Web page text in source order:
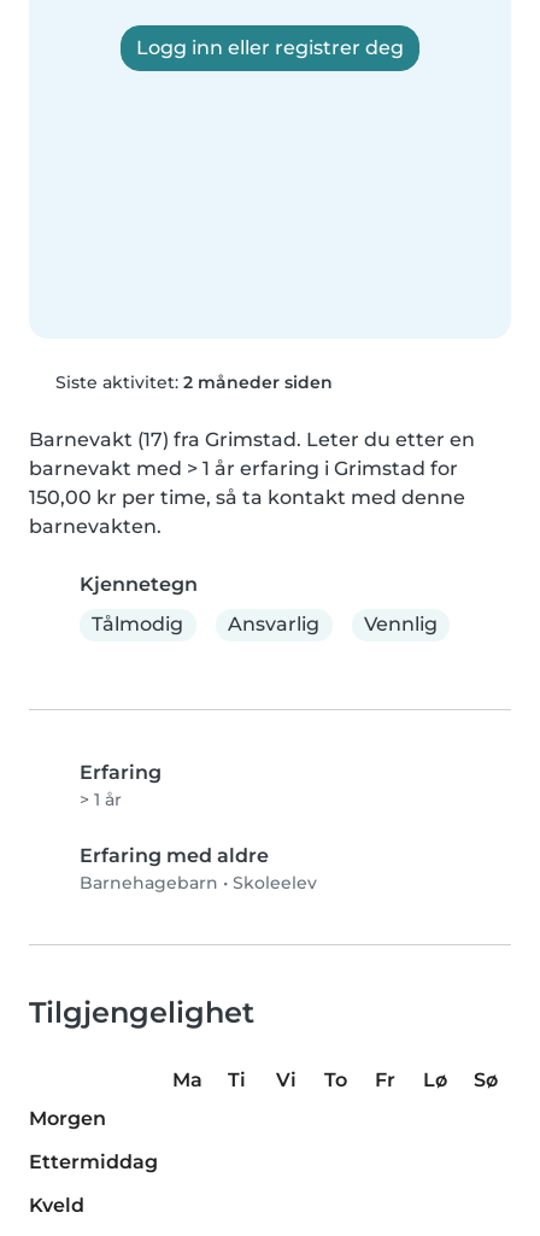
Logg inn eller registrer deg
Siste aktivitet: 2 måneder siden
Barnevakt (17) fra Grimstad. Leter du etter en
barnevakt med > 1 år erfaring i Grimstad for
150,00 kr per time, så ta kontakt med denne
barnevakten.
Kjennetegn
Tålmodig
Ansvarlig Vennlig
Erfaring
> 1 år
Erfaring med aldre
Barnehagebarn • Skoleelev
Tilgjengelighet
Ma Ti Vi To Fr Lø
Sø
Morgen
Ettermiddag
Kveld